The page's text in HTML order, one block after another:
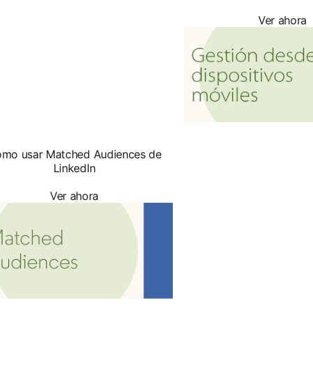
Ver ahora
usar Matched Audiences de
LinkedIn
Ver ahora